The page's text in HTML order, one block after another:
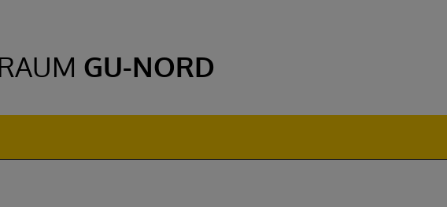
GU-NORD